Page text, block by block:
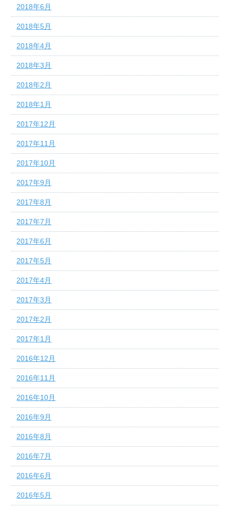
2018年6月
2018年5月
2018年4月
2018年3月
2018年2月
2018年1月
2017年12月
2017年11月
2017年10月
2017年9月
2017年8月
2017年7月
2017年6月
2017年5月
2017年4月
2017年3月
2017年2月
2017年1月
2016年12月
2016年11月
2016年10月
2016年9月
2016年8月
2016年7月
2016年6月
2016年5月